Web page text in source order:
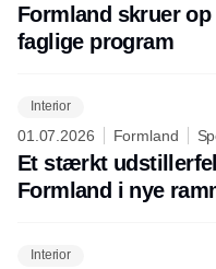
Formland skruer
faglige program
Interior
01.07.2026 Formland
Et stærkt
Formland i nye
Interior